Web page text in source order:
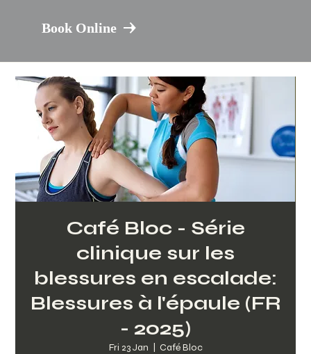
Book Online
Café Bloc - Série
clinique sur les
blessures en escalade:
Blessures à l'épaule (FR
- 2025)
Fri 23 Jan Café Bloc